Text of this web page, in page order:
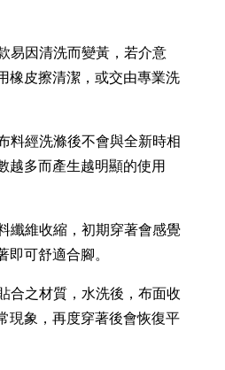
易因清洗而變黃，若介意
橡皮擦清潔，或交由專業洗
料經洗滌後不會與全新時相
越多而產生越明顯的使用
纖維收縮，初期穿著會感覺
可舒適合腳。
合之材質，水洗後，布面收
現象，再度穿著後會恢復平